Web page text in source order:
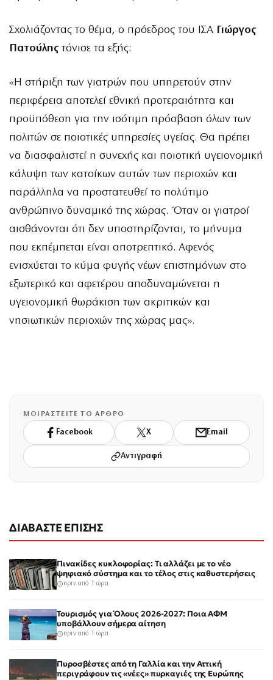
Σχολιάζοντας το θέμα, ο πρόεδρος του ΙΣΑ Γιώργος
Πατούλης τόνισε τα εξής:
«Η στήριξη των γιατρών που υπηρετούν στην
περιφέρεια αποτελεί εθνική προτεραιότητα και
προϋπόθεση για την ισότιμη πρόσβαση όλων των
πολιτών σε ποιοτικές υπηρεσίες υγείας. Θα πρέπει
να διασφαλιστεί η συνεχής και ποιοτική υγειονομική
κάλυψη των κατοίκων αυτών των περιοχών και
παράλληλα να προστατευθεί το πολύτιμο
ανθρώπινο δυναμικό της χώρας. Όταν οι γιατροί
αισθάνονται ότι δεν υποστηρίζονται, το μήνυμα
που εκπέμπεται είναι αποτρεπτικό. Αφενός
ενισχύεται το κύμα φυγής νέων επιστημόνων στο
εξωτερικό και αφετέρου αποδυναμώνεται η
υγειονομική θωράκιση των ακριτικών και
νησιωτικών περιοχών της χώρας μας».
ΜΟΙΡΑΣΤΕΙΤΕ ΤΟ ΑΡΘΡΟ
Facebook X Email
Αντιγραφή
ΔΙΑΒΑΣΤΕ ΕΠΙΣΗΣ
Πινακίδες κυκλοφορίας: Τι αλλάζει με το νέο
ψηφιακό σύστημα και το τέλος στις καθυστερήσεις
πριν από 1 ώρα
Τουρισμός για Όλους 2026-2027: Ποια ΑΦΜ
υποβάλλουν σήμερα αίτηση
πριν από 1 ώρα
Πυροσβέστες από τη Γαλλία και την Αττική
περιγράφουν τις «νέες» πυρκαγιές της Ευρώπης